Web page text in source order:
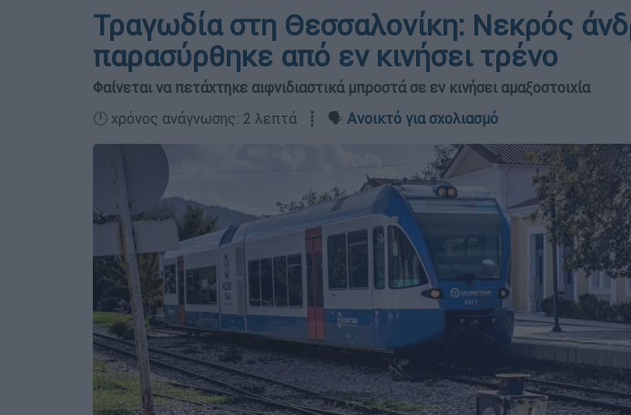
Τραγωδία στη Θεσσαλονίκη: Νεκρός
παρασύρθηκε από εν κινήσει τρένο
Φαίνεται να πετάχτηκε αιφνιδιαστικά μπροστά σε εν κινήσει αμαξοστοιχία
🕛 χρόνος ανάγνωσης: 2 λεπτά ┋ 🗣️ Ανοικτό για σχολιασμό